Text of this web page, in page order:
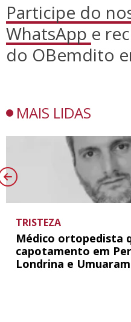
Participe do
WhatsApp e
do OBemdito
MAIS LIDAS
TRISTEZA
Médico ortopedista
capotamento em
Londrina e